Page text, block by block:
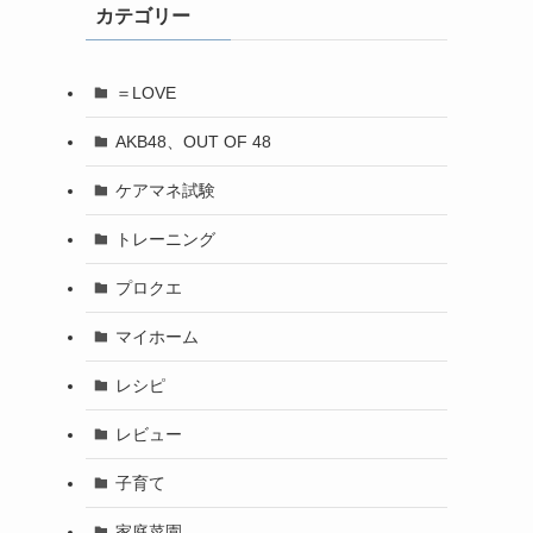
ブカテゴリー
＝LOVE
AKB48、OUT OF 48
ケアマネ試験
トレーニング
プロクエ
マイホーム
レシピ
レビュー
子育て